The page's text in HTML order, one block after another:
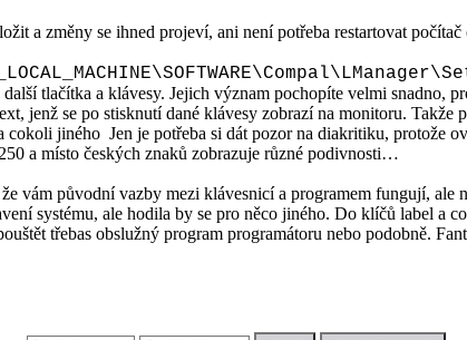
a změny se ihned projeví, ani není potřeba restartovat počítač
tlačítka a klávesy. Jejich význam pochopíte velmi snadno,
jenž se po stisknutí dané klávesy zobrazí na monitoru. Takže
cokoli jiného Jen je potřeba si dát pozor na diakritiku, protože
a místo českých znaků zobrazuje různé podivnosti…
vám původní vazby mezi klávesnicí a programem fungují, ale
systému, ale hodila by se pro něco jiného. Do klíčů label a
třebas obslužný program programátoru nebo podobně.